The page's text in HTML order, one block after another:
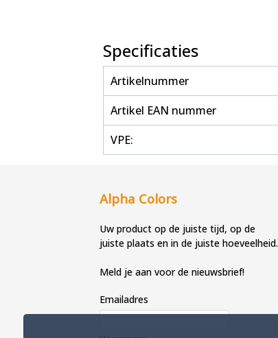
Specificaties
Artikelnummer
Artikel EAN nummer
VPE:
Alpha Colors
Uw product op de juiste tijd, op de
juiste plaats en in de juiste hoeveelheid.
Meld je aan voor de nieuwsbrief!
Emailadres